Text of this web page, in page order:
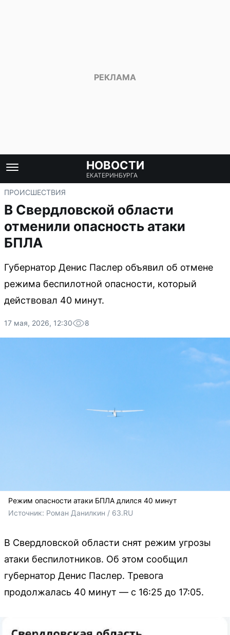
НОВОСТИ
ЕКАТЕРИНБУРГА
ПРОИСШЕСТВИЯ
В Свердловской области
отменили опасность атаки
БПЛА
Губернатор Денис Паслер объявил об отмене
режима беспилотной опасности, который
действовал 40 минут.
17 мая, 2026, 12:30 8
Режим опасности атаки БПЛА длился 40 минут
Источник: Роман Данилкин / 63.RU
В Свердловской области снят режим угрозы
атаки беспилотников. Об этом сообщил
губернатор Денис Паслер. Тревога
продолжалась 40 минут — с 16:25 до 17:05.